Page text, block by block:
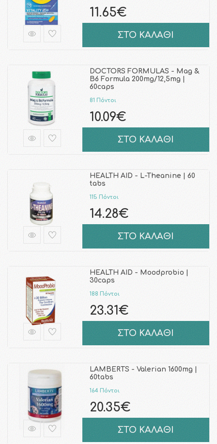
11.65€
ΣΤΟ ΚΑΛΑΘΙ
DOCTORS FORMULAS - Mag &
B6 Formula 200mg/12,5mg |
60caps
81 Πόντοι
10.09€
ΣΤΟ ΚΑΛΑΘΙ
HEALTH AID - L-Theanine | 60
tabs
115 Πόντοι
14.28€
ΣΤΟ ΚΑΛΑΘΙ
HEALTH AID - Moodprobio |
30caps
188 Πόντοι
23.31€
ΣΤΟ ΚΑΛΑΘΙ
LAMBERTS - Valerian 1600mg |
60tabs
164 Πόντοι
20.35€
ΣΤΟ ΚΑΛΑΘΙ